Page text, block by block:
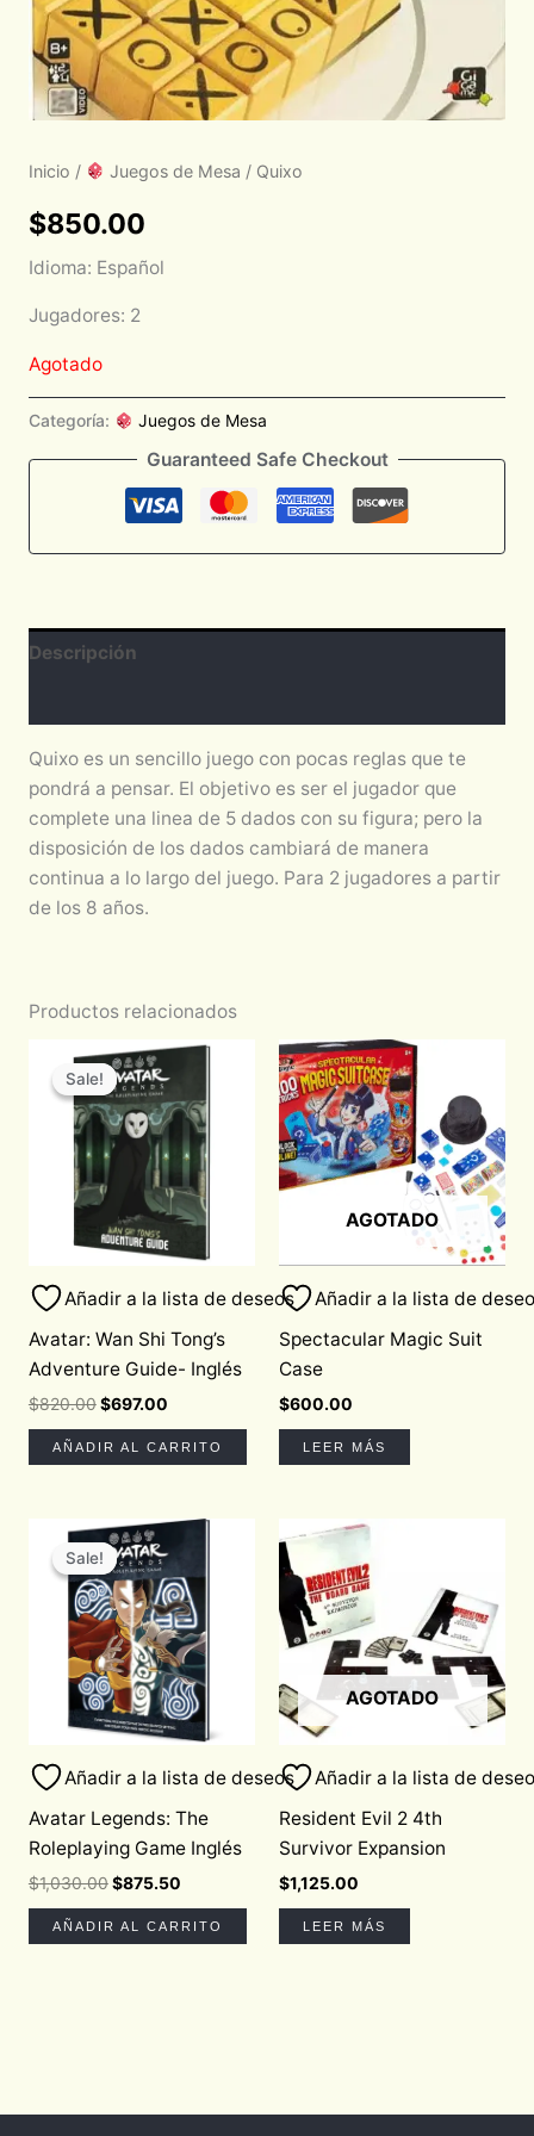
Inicio / Juegos de Mesa / Quixo
$850.00
Idioma: Español
Jugadores: 2
Agotado
Categoría: Juegos de Mesa
Guaranteed Safe Checkout
Descripción
Quixo es un sencillo juego con pocas reglas que te
pondrá a pensar. El objetivo es ser el jugador que
complete una linea de 5 dados con su figura; pero la
disposición de los dados cambiará de manera
continua a lo largo del juego. Para 2 jugadores a partir
de los 8 años.
Productos relacionados
Sale!
Sale!
Añadir a la lista de deseos
Avatar: Wan Shi Tong’s
Adventure Guide- Inglés
$820.00
Original
price
was:
$820.00.
$697.00
Current
$697.00.
AÑADIR AL CARRITO
AGOTADO
Añadir a la lista de
Spectacular Magic Suit
Case
$600.00
LEER MÁS
Sale!
Sale!
Añadir a la lista de deseos
Avatar Legends: The
Roleplaying Game Inglés
$1,030.00
Original
price
was:
$1,030.00.
$875.50
Current
$875.50.
AÑADIR AL CARRITO
AGOTADO
Añadir a la lista de
Resident Evil 2 4th
Survivor Expansion
$1,125.00
LEER MÁS